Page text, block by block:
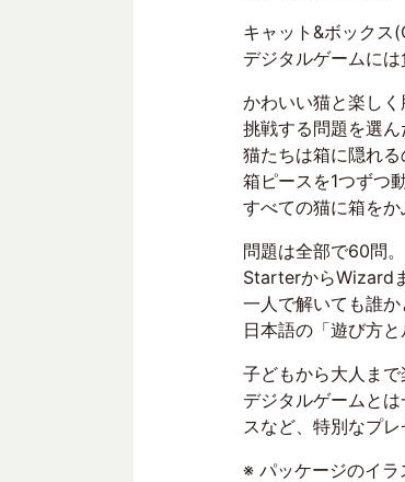
キャット&ボックス
デジタルゲームに
かわいい猫と楽しく
挑戦する問題を選
猫たちは箱に隠れる
箱ピースを1つずつ
すべての猫に箱をか
問題は全部で60問。
StarterからWizard
一人で解いても誰
日本語の「遊び方と
子どもから大人ま
デジタルゲームと
スなど、特別なプレ
※ パッケージのイラ